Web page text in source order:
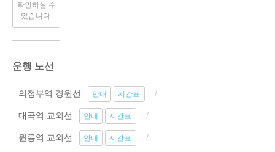
확인하실 수
있습니다.
운행 노선
의정부역 경원선 안내 시간표
대곡역 교외선 안내 시간표
원릉역 교외선 안내 시간표